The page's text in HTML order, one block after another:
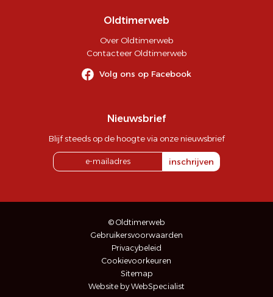
Oldtimerweb
Over Oldtimerweb
Contacteer Oldtimerweb
Volg ons op Facebook
Nieuwsbrief
Blijf steeds op de hoogte via onze nieuwsbrief
inschrijven
© Oldtimerweb
Gebruikersvoorwaarden
Privacybeleid
Cookievoorkeuren
Sitemap
Website by WebSpecialist